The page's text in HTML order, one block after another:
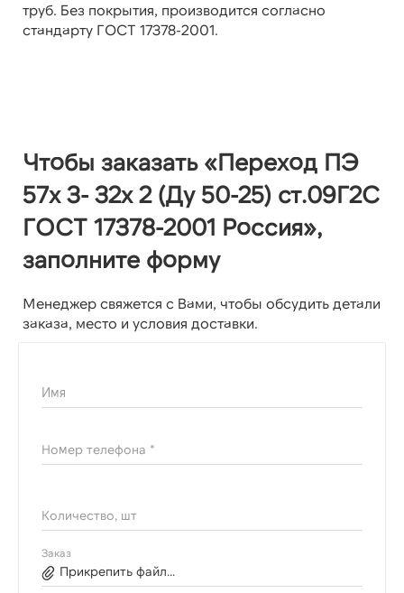
труб. Без покрытия, производится согласно
стандарту ГОСТ 17378-2001.
Чтобы заказать «Переход ПЭ
57х 3- 32х 2 (Ду 50-25) ст.09Г2С
ГОСТ 17378-2001 Россия»,
заполните форму
Менеджер свяжется с Вами, чтобы обсудить детали
заказа, место и условия доставки.
Имя
Номер телефона *
Количество, шт
Заказ
Прикрепить файл...